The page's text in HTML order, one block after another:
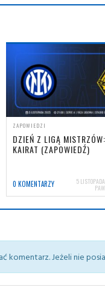
ZAPOWIEDZI
DZIEŃ Z LIGĄ
KAIRAT (ZAPOWIEDŹ)
0 KOMENTARZY 5
komentarz. Jeżeli nie